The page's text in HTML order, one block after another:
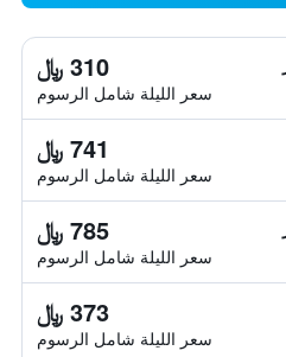
310 ﷼
سعر الليلة شامل الرسوم
741 ﷼
سعر الليلة شامل الرسوم
785 ﷼
سعر الليلة شامل الرسوم
373 ﷼
سعر الليلة شامل الرسوم